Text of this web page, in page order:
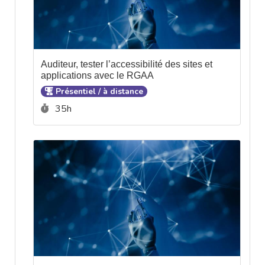
Auditeur, tester l’accessibilité des sites et
applications avec le RGAA
Présentiel / à distance
Durée :
35h